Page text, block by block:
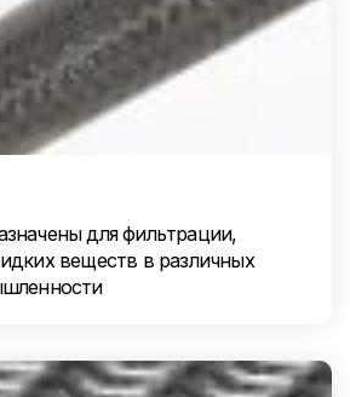
для фильтрации,
веществ в различных